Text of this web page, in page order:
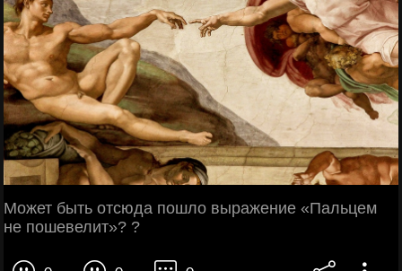
Может быть отсюда пошло выражение «Пальцем
не пошевелит»? ?